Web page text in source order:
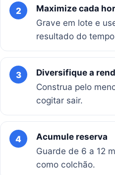
2
Maximize cada
Grave em lote e
resultado do
3
Diversifique a
Construa pelo
cogitar sair.
4
Acumule reserva
Guarde de 6 a 12
como colchão.